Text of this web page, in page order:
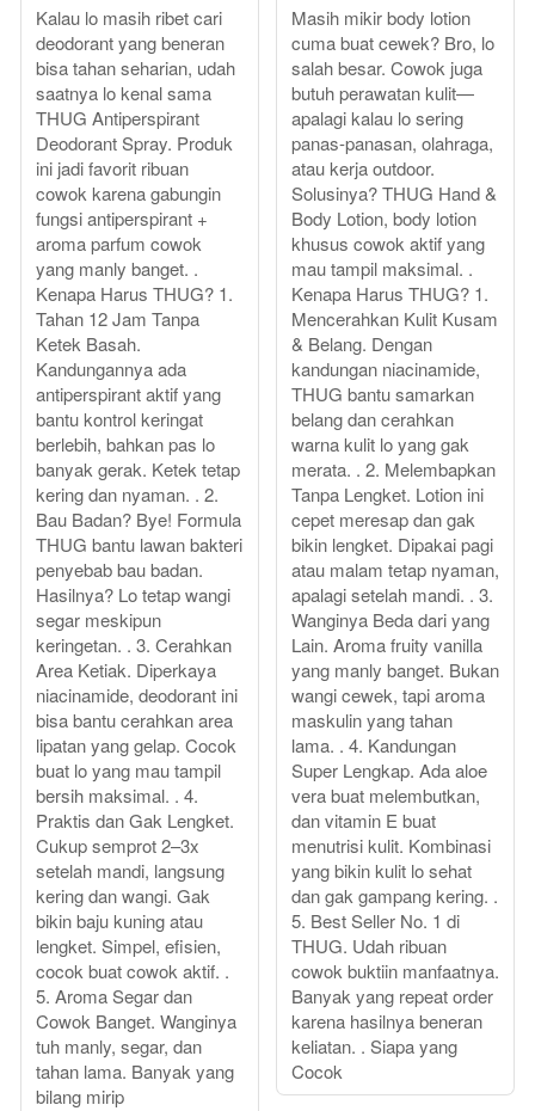
Kalau lo masih ribet cari
deodorant yang beneran
bisa tahan seharian, udah
saatnya lo kenal sama
THUG Antiperspirant
Deodorant Spray. Produk
ini jadi favorit ribuan
cowok karena gabungin
fungsi antiperspirant +
aroma parfum cowok
yang manly banget. .
Kenapa Harus THUG? 1.
Tahan 12 Jam Tanpa
Ketek Basah.
Kandungannya ada
antiperspirant aktif yang
bantu kontrol keringat
berlebih, bahkan pas lo
banyak gerak. Ketek tetap
kering dan nyaman. . 2.
Bau Badan? Bye! Formula
THUG bantu lawan bakteri
penyebab bau badan.
Hasilnya? Lo tetap wangi
segar meskipun
keringetan. . 3. Cerahkan
Area Ketiak. Diperkaya
niacinamide, deodorant ini
bisa bantu cerahkan area
lipatan yang gelap. Cocok
buat lo yang mau tampil
bersih maksimal. . 4.
Praktis dan Gak Lengket.
Cukup semprot 2–3x
setelah mandi, langsung
kering dan wangi. Gak
bikin baju kuning atau
lengket. Simpel, efisien,
cocok buat cowok aktif. .
5. Aroma Segar dan
Cowok Banget. Wanginya
tuh manly, segar, dan
tahan lama. Banyak yang
bilang mirip
Masih mikir body lotion
cuma buat cewek? Bro, lo
salah besar. Cowok juga
butuh perawatan kulit—
apalagi kalau lo sering
panas-panasan, olahraga,
atau kerja outdoor.
Solusinya? THUG Hand &
Body Lotion, body lotion
khusus cowok aktif yang
mau tampil maksimal. .
Kenapa Harus THUG? 1.
Mencerahkan Kulit Kusam
& Belang. Dengan
kandungan niacinamide,
THUG bantu samarkan
belang dan cerahkan
warna kulit lo yang gak
merata. . 2. Melembapkan
Tanpa Lengket. Lotion ini
cepet meresap dan gak
bikin lengket. Dipakai pagi
atau malam tetap nyaman,
apalagi setelah mandi. . 3.
Wanginya Beda dari yang
Lain. Aroma fruity vanilla
yang manly banget. Bukan
wangi cewek, tapi aroma
maskulin yang tahan
lama. . 4. Kandungan
Super Lengkap. Ada aloe
vera buat melembutkan,
dan vitamin E buat
menutrisi kulit. Kombinasi
yang bikin kulit lo sehat
dan gak gampang kering. .
5. Best Seller No. 1 di
THUG. Udah ribuan
cowok buktiin manfaatnya.
Banyak yang repeat order
karena hasilnya beneran
keliatan. . Siapa yang
Cocok